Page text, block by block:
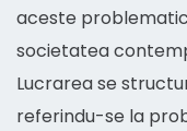
aceste
societatea
Lucrarea se
referindu-se la